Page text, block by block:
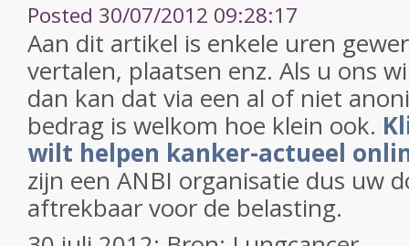
Posted 30/07/2012 09:28:17
Aan dit artikel is enkele uren
vertalen, plaatsen enz. Als u ons
dan kan dat via een al of niet
bedrag is welkom hoe klein ook.
wilt helpen kanker-actueel
zijn een ANBI organisatie dus uw
aftrekbaar voor de belasting.